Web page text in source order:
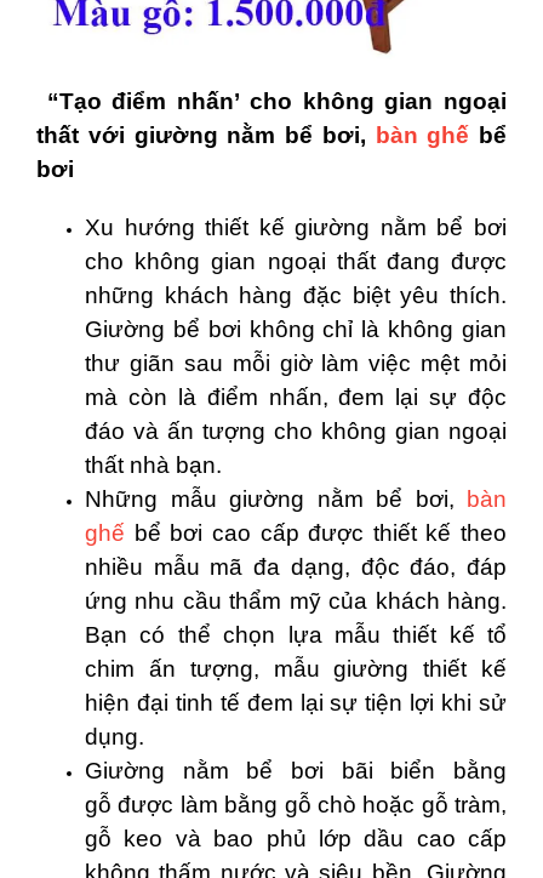
“Tạo điểm nhấn’ cho không gian ngoại
thất với giường nằm bể bơi, bàn ghế bể
bơi
Xu hướng thiết kế giường nằm bể bơi
cho không gian ngoại thất đang được
những khách hàng đặc biệt yêu thích.
Giường bể bơi không chỉ là không gian
thư giãn sau mỗi giờ làm việc mệt mỏi
mà còn là điểm nhấn, đem lại sự độc
đáo và ấn tượng cho không gian ngoại
thất nhà bạn.
Những mẫu giường nằm bể bơi, bàn
ghế bể bơi cao cấp được thiết kế theo
nhiều mẫu mã đa dạng, độc đáo, đáp
ứng nhu cầu thẩm mỹ của khách hàng.
Bạn có thể chọn lựa mẫu thiết kế tổ
chim ấn tượng, mẫu giường thiết kế
hiện đại tinh tế đem lại sự tiện lợi khi sử
dụng.
Giường nằm bể bơi bãi biển bằng
gỗ được làm bằng gỗ chò hoặc gỗ tràm,
gỗ keo và bao phủ lớp dầu cao cấp
không thấm nước và siêu bền. Giường